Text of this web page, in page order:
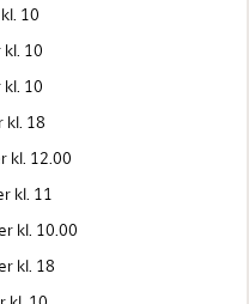
10
10
10
kl. 18
kl. 12.00
kl. 11
kl. 10.00
kl. 18